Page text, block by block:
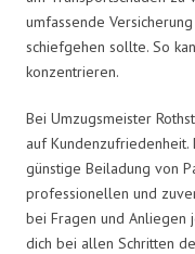
umfassende
schiefgehen sollte. So
konzentrieren.
Bei Umzugsmeister
auf
günstige Beiladung von
professionellen und
bei Fragen und Anliegen
dich bei allen Schritten